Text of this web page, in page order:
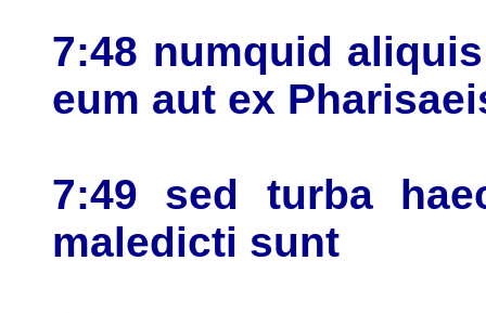
7:48 numquid
eum aut ex
7:49 sed turba
maledicti sunt